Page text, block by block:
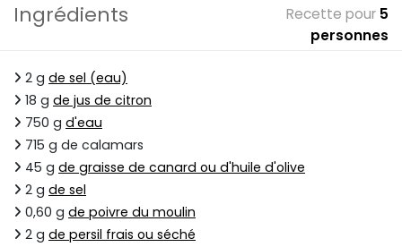
Ingrédients Recette pour 5
personnes
2 g de sel (eau)
18 g de jus de citron
750 g d'eau
715 g de calamars
45 g de graisse de canard ou d'huile d'olive
2 g de sel
0,60 g de poivre du moulin
2 g de persil frais ou séché